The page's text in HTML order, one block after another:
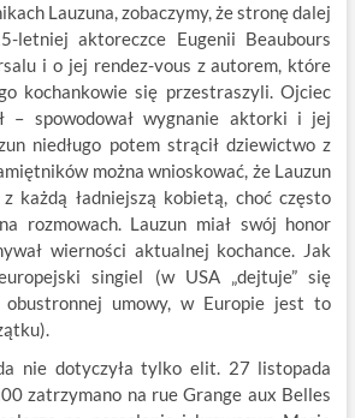
Lauzuna, zobaczymy, że stronę dalej
letniej aktoreczce Eugenii Beaubours
i o jej rendez-vous z autorem, które
kochankowie się przestraszyli. Ojciec
– spowodował wygnanie aktorki i jej
niedługo potem strącił dziewictwo z
można wnioskować, że Lauzun
z każdą ładniejszą kobietą, choć często
rozmowach. Lauzun miał swój honor
wierności aktualnej kochance. Jak
singiel (w USA „dejtuje” się
obustronnej umowy, w Europie jest to
nie dotyczyła tylko elit. 27 listopada
zatrzymano na rue Grange aux Belles